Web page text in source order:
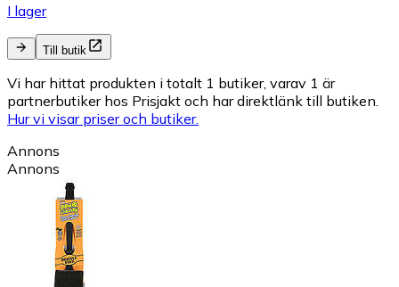
I lager
Till butik
Vi har hittat produkten i totalt 1 butiker, varav 1 är
partnerbutiker hos Prisjakt och har direktlänk till butiken.
Hur vi visar priser och butiker.
Annons
Annons